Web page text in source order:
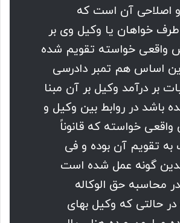
و اصلاحی آن است که
خواهان یا وکیل وی بر
واقعی خواسته تقویم شده
اساس هم تمبر دادرسی
بر درآمد وکیل بر آن مبنا
باشد در روابط بین وکیل و
خواسته که قانوناً
تقویم آن بوده و فی
بدین گونه عمل شده است
محاسبه حق الوکاله
حالتی که وکیل بهای